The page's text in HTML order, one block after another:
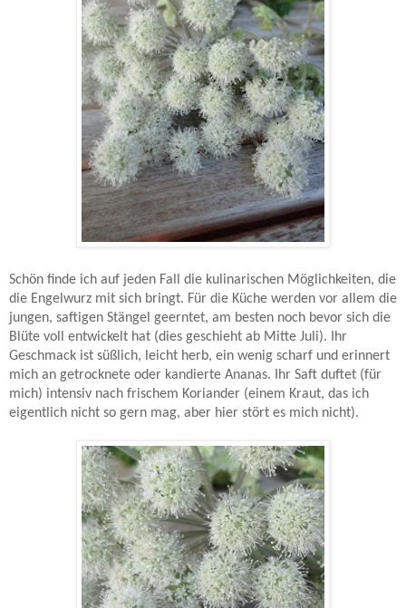
Schön finde ich auf jeden Fall die kulinarischen Möglichkeiten, die
die Engelwurz mit sich bringt. Für die Küche werden vor allem die
jungen, saftigen Stängel geerntet, am besten noch bevor sich die
Blüte voll entwickelt hat (dies geschieht ab Mitte Juli). Ihr
Geschmack ist süßlich, leicht herb, ein wenig scharf und erinnert
mich an getrocknete oder kandierte Ananas. Ihr Saft duftet (für
mich) intensiv nach frischem Koriander (einem Kraut, das ich
eigentlich nicht so gern mag, aber hier stört es mich nicht).